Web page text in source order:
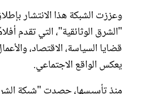
وعززت الشبكة هذا الانتشار
"الشرق الوثائقية"، التي تقدم
قضايا السياسة، الاقتصاد،
يعكس الواقع الاجتماعي.